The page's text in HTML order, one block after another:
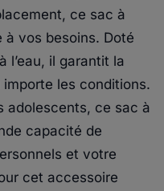
ce sac à
à vos besoins. Doté
l’eau, il garantit la
les conditions.
adolescents, ce sac à
capacité de
et votre
cet accessoire